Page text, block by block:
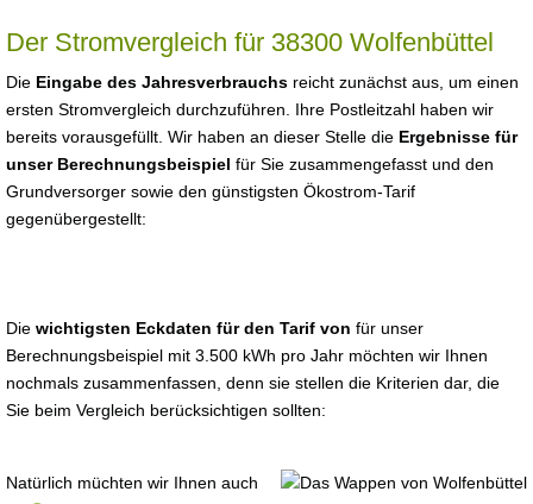
Der Stromvergleich für 38300 Wolfenbüttel
Die Eingabe des Jahresverbrauchs reicht zunächst aus, um einen
ersten Stromvergleich durchzuführen. Ihre Postleitzahl haben wir
bereits vorausgefüllt. Wir haben an dieser Stelle die Ergebnisse für
unser Berechnungsbeispiel für Sie zusammengefasst und den
Grundversorger sowie den günstigsten Ökostrom-Tarif
gegenübergestellt:
Die wichtigsten Eckdaten für den Tarif von für unser
Berechnungsbeispiel mit 3.500 kWh pro Jahr möchten wir Ihnen
nochmals zusammenfassen, denn sie stellen die Kriterien dar, die
Sie beim Vergleich berücksichtigen sollten:
Natürlich müchten wir Ihnen auch